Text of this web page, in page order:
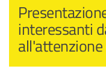
interessanti
all'attenzione